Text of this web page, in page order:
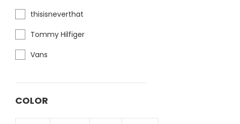
thisisneverthat
Tommy Hilfiger
Vans
COLOR